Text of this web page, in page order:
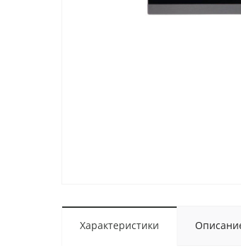
Характеристики